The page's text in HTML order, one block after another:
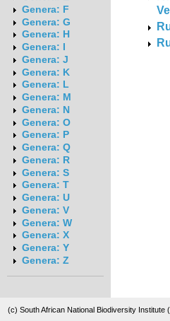
Genera: F
Genera: G
Genera: H
Genera: I
Genera: J
Genera: K
Genera: L
Genera: M
Genera: N
Genera: O
Genera: P
Genera: Q
Genera: R
Genera: S
Genera: T
Genera: U
Genera: V
Genera: W
Genera: X
Genera: Y
Genera: Z
(c) South African National Biodiversity Institute (